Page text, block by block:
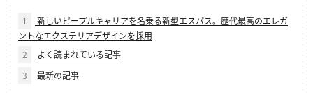
1
新しいピープルキャリアを名乗る新型エスパス。歴代最高のエレガ
ントなエクステリアデザインを採用
2
よく読まれている記事
3
最新の記事